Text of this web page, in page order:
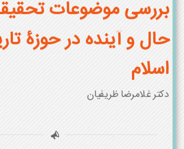
بررسی موضوعات
حال و آینده در حوزۀ
اسلام
دکتر غلامرضا ظریفیان